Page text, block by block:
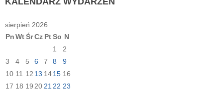
sierpień 2026
PnWtŚrCz PtSo N
1
2
3
4 5 6 7 8
9
10 11 12 13 1415 16
17 18 19202122 23